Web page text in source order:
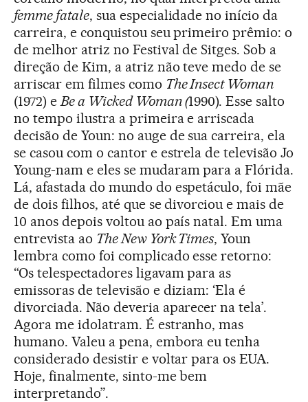
femme fatale, sua especialidade no início da
carreira, e conquistou seu primeiro prêmio: o
de melhor atriz no Festival de Sitges. Sob a
direção de Kim, a atriz não teve medo de se
arriscar em filmes como The Insect Woman
(1972) e Be a Wicked Woman (1990). Esse salto
no tempo ilustra a primeira e arriscada
decisão de Youn: no auge de sua carreira, ela
se casou com o cantor e estrela de televisão Jo
Young-nam e eles se mudaram para a Flórida.
Lá, afastada do mundo do espetáculo, foi mãe
de dois filhos, até que se divorciou e mais de
10 anos depois voltou ao país natal. Em uma
entrevista ao The New York Times, Youn
lembra como foi complicado esse retorno:
“Os telespectadores ligavam para as
emissoras de televisão e diziam: ‘Ela é
divorciada. Não deveria aparecer na tela’.
Agora me idolatram. É estranho, mas
humano. Valeu a pena, embora eu tenha
considerado desistir e voltar para os EUA.
Hoje, finalmente, sinto-me bem
interpretando”.